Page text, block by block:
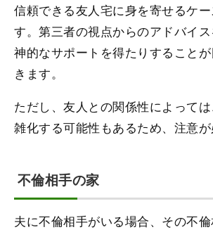
信頼できる友人宅に身を寄せるケ
す。第三者の視点からのアドバイ
神的なサポートを得たりすること
きます。
ただし、友人との関係性によって
雑化する可能性もあるため、注意が
不倫相手の家
夫に不倫相手がいる場合、その不